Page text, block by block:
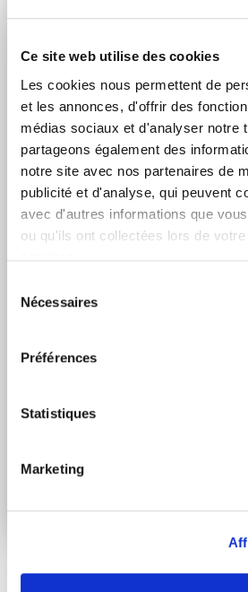
Ce site web utilise des cookies
Les cookies nous permettent de
et les annonces, d'offrir des
médias sociaux et d'analyser notre
partageons également des
notre site avec nos partenaires de
publicité et d'analyse, qui peuvent
avec d'autres informations que
ou qu'ils ont collectées lors de
Nécessaires
Préférences
Statistiques
Marketing
Je suis un journaliste
Oui
Catégories d'abonnement
Nouvelles quotidiennes
Newsletters (Plénière,
Je consens à recevoir
communications.
communication language